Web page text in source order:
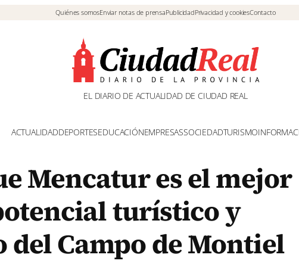
Quiénes somosEnviar notas de prensaPublicidadPrivacidad y cookiesContacto
EL DIARIO DE ACTUALIDAD DE CIUDAD REAL
ACTUALIDADDEPORTESEDUCACIÓNEMPRESASSOCIEDADTURISMO
Mencatur es el mejor
turístico y
Campo de Montiel